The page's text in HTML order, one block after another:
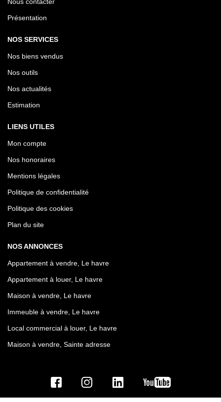
Présentation
NOS SERVICES
Nos biens vendus
Nos outils
Nos actualités
Estimation
LIENS UTILES
Mon compte
Nos honoraires
Mentions légales
Politique de confidentialité
Politique des cookies
Plan du site
NOS ANNONCES
Appartement à vendre, Le havre
Appartement à louer, Le havre
Maison à vendre, Le havre
Immeuble à vendre, Le havre
Local commercial à louer, Le havre
Maison à vendre, Sainte adresse